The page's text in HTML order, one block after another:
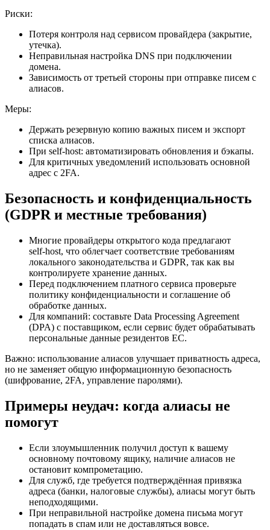
Риски:
Потеря контроля над сервисом провайдера (закрытие,
утечка).
Неправильная настройка DNS при подключении
домена.
Зависимость от третьей стороны при отправке писем с
алиасов.
Меры:
Держать резервную копию важных писем и экспорт
списка алиасов.
При self‑host: автоматизировать обновления и бэкапы.
Для критичных уведомлений использовать основной
адрес с 2FA.
Безопасность и конфиденциальность
(GDPR и местные требования)
Многие провайдеры открытого кода предлагают
self‑host, что облегчает соответствие требованиям
локального законодательства и GDPR, так как вы
контролируете хранение данных.
Перед подключением платного сервиса проверьте
политику конфиденциальности и соглашение об
обработке данных.
Для компаний: составьте Data Processing Agreement
(DPA) с поставщиком, если сервис будет обрабатывать
персональные данные резидентов ЕС.
Важно: использование алиасов улучшает приватность адреса,
но не заменяет общую информационную безопасность
(шифрование, 2FA, управление паролями).
Примеры неудач: когда алиасы не
помогут
Если злоумышленник получил доступ к вашему
основному почтовому ящику, наличие алиасов не
остановит компрометацию.
Для служб, где требуется подтверждённая привязка
адреса (банки, налоговые службы), алиасы могут быть
неподходящими.
При неправильной настройке домена письма могут
попадать в спам или не доставляться вовсе.